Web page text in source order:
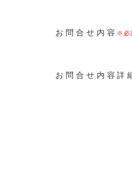
お問合せ内容
お問合せ内容詳